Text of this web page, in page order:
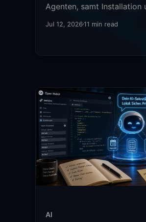
Agenten, samt Installation
Jul 12, 202611 min read
AI